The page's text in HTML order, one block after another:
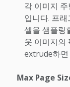
각 이미지
입니다. 프
셀을 샘플링
웃 이미지의
extrude하면
Max Page